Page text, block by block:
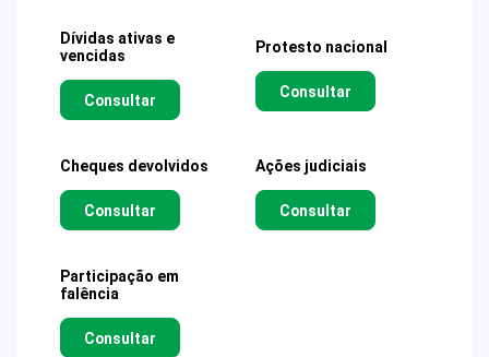
Dívidas ativas e
vencidas
Consultar
Protesto nacional
Consultar
Cheques devolvidos
Consultar
Ações judiciais
Consultar
Participação em
falência
Consultar